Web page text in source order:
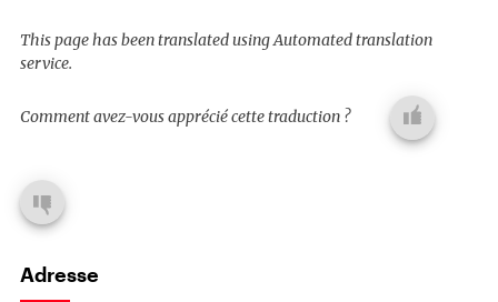
This page has been translated using Automated translation
service.
Comment avez-vous apprécié cette traduction ?
Adresse